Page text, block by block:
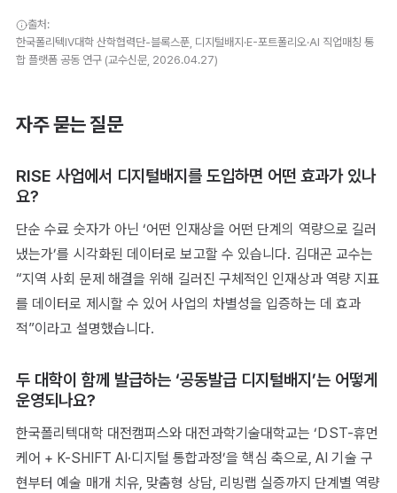
출처:
한국폴리텍IV대학 산학협력단-블록스푼, 디지털배지·E-포트폴리오·AI 직업매칭 통
합 플랫폼 공동 연구 (교수신문, 2026.04.27)
자주 묻는 질문
RISE 사업에서 디지털배지를 도입하면 어떤 효과가 있나
요?
단순 수료 숫자가 아닌 ‘어떤 인재상을 어떤 단계의 역량으로 길러
냈는가’를 시각화된 데이터로 보고할 수 있습니다. 김대곤 교수는
“지역 사회 문제 해결을 위해 길러진 구체적인 인재상과 역량 지표
를 데이터로 제시할 수 있어 사업의 차별성을 입증하는 데 효과
적”이라고 설명했습니다.
두 대학이 함께 발급하는 ‘공동발급 디지털배지’는 어떻게
운영되나요?
한국폴리텍대학 대전캠퍼스와 대전과학기술대학교는 ‘DST-휴먼
케어 + K-SHIFT AI·디지털 통합과정’을 핵심 축으로, AI 기술 구
현부터 예술 매개 치유, 맞춤형 상담, 리빙랩 실증까지 단계별 역량